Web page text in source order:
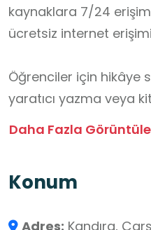
kaynaklara 7/24
ücretsiz internet
Öğrenciler için hikâye
yaratıcı yazma veya
çalışması yapılabilir.
özeti hazırlayabilir.
Daha Fazla Görüntüle
Konum
Adres: Kandıra,